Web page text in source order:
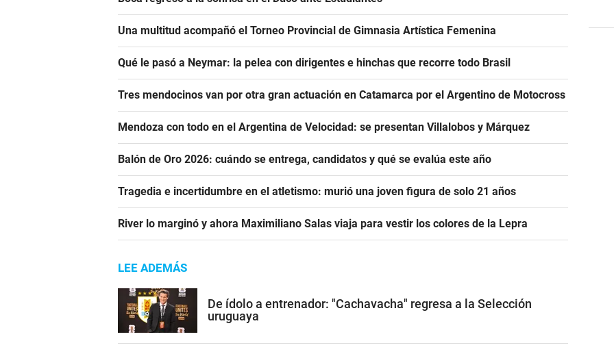
Una multitud acompañó el Torneo Provincial de Gimnasia Artística Femenina
Qué le pasó a Neymar: la pelea con dirigentes e hinchas que recorre todo Brasil
Tres mendocinos van por otra gran actuación en Catamarca por el Argentino de Motocross
Mendoza con todo en el Argentina de Velocidad: se presentan Villalobos y Márquez
Balón de Oro 2026: cuándo se entrega, candidatos y qué se evalúa este año
Tragedia e incertidumbre en el atletismo: murió una joven figura de solo 21 años
River lo marginó y ahora Maximiliano Salas viaja para vestir los colores de la Lepra
LEE ADEMÁS
De ídolo a entrenador: "Cachavacha" regresa a la Selección
uruguaya